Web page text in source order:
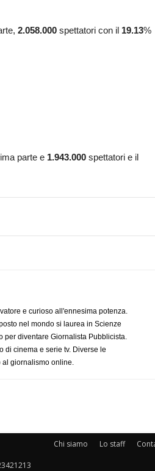
2.058.000 spettatori con il 19.13%
parte e 1.943.000 spettatori e il
e curioso all'ennesima potenza.
nel mondo si laurea in Scienze
per diventare Giornalista Pubblicista.
di cinema e serie tv. Diverse le
al giornalismo online.
Chi siamo Lo staff